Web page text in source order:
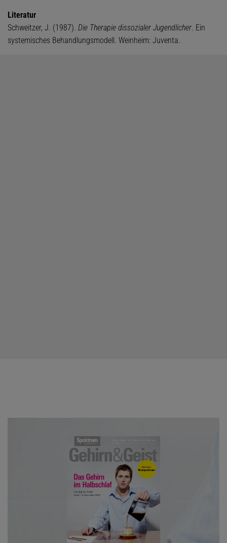
Literatur
Schweitzer, J. (1987). Die Therapie dissozialer Jugendlicher. Ein
systemisches Behandlungsmodell. Weinheim: Juventa.